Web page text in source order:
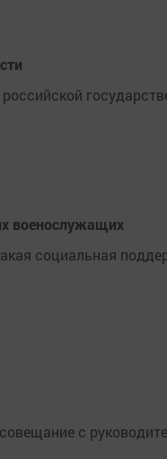
военослужащих
социальная
с